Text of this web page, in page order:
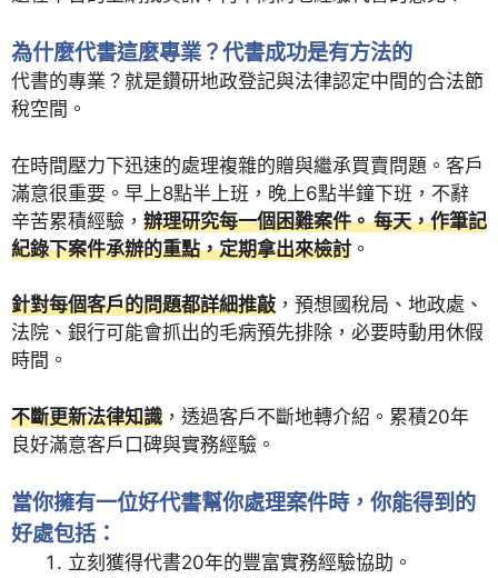
為什麼代書這麼專業？代書成功是有方法的
代書的專業？就是鑽研地政登記與法律認定中間的合法節
稅空間。
在時間壓力下迅速的處理複雜的贈與繼承買賣問題。客戶
滿意很重要。早上8點半上班，晚上6點半鐘下班，不辭
辛苦累積經驗， 辦理研究每一個困難案件。 每天，作筆記
紀錄下案件承辦的重點，定期拿出來檢討 。
針對每個客戶的問題都詳細推敲 ，預想國稅局、地政處、
法院、銀行可能會抓出的毛病預先排除，必要時動用休假
時間。
不斷更新法律知識 ，透過客戶不斷地轉介紹。累積20年
良好滿意客戶口碑與實務經驗。
當你擁有一位好代書幫你處理案件時，你能得到的
好處包括：
立刻獲得代書20年的豐富實務經驗協助。